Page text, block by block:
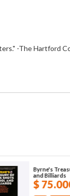
-The Hartford
Byrne's
and Billiards
$75.